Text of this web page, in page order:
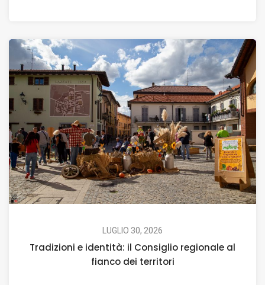
LUGLIO 30, 2026
Tradizioni e identità: il Consiglio regionale al
fianco dei territori